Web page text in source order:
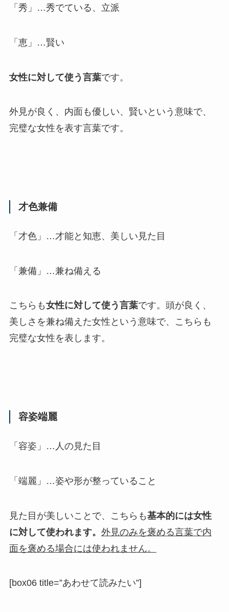
「秀」…秀でている、立派
「恵」…賢い
女性に対して使う言葉です。
外見が良く、内面も優しい、賢い という意味で、
完璧な女性を表す言葉です。
才色兼備
「才色」…才能と知恵、美しい見た目
「兼備」…兼ね備える
こちらも女性に対して使う言葉です。 頭が良く、
美しさを兼ね備えた女性 という意味で、こちらも
完璧な女性を表します。
容姿端麗
「容姿」…人の見た目
「端麗」…姿や形が整っていること
見た目が美しいこと で、こちらも基本的には女性
に対して使われます。 外見のみを褒める言葉で内
面を褒める場合には使われません。
[box06 title=”あわせて読みたい”]